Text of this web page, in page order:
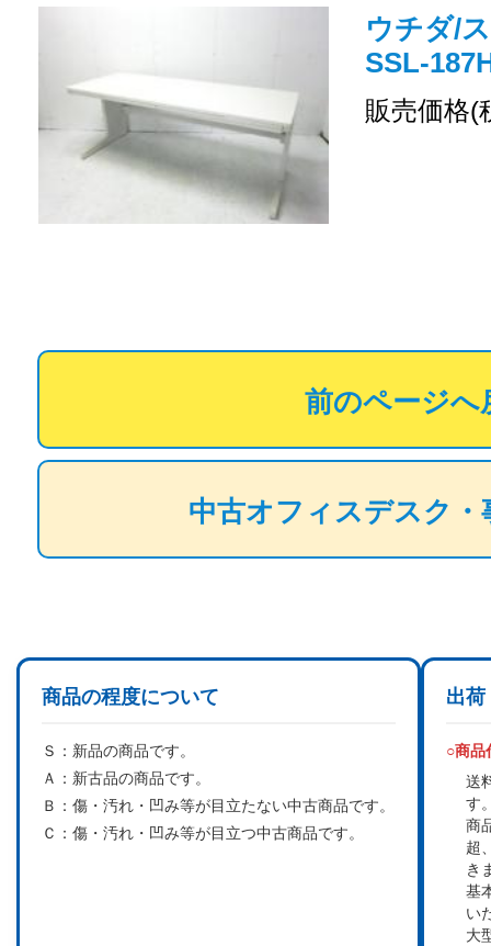
ウチダ/
SSL-
販売価格(
前のページへ
中古オフィスデスク・
商品の程度について
Ｓ： 新品の商品です。
Ａ： 新古品の商品です。
Ｂ： 傷・汚れ・凹み等が目立たない中古商品です。
Ｃ： 傷・汚れ・凹み等が目立つ中古商品です。
出荷
○商品
送
す
商
超
き
基
い
大